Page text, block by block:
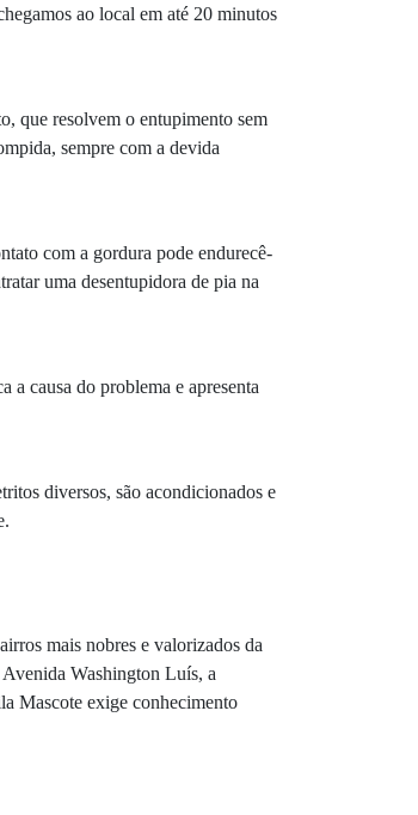
ao local em até 20 minutos
que resolvem o entupimento sem
sempre com a devida
com a gordura pode endurecê-
uma desentupidora de pia na
causa do problema e apresenta
diversos, são acondicionados e
mais nobres e valorizados da
Washington Luís, a
Mascote exige conhecimento